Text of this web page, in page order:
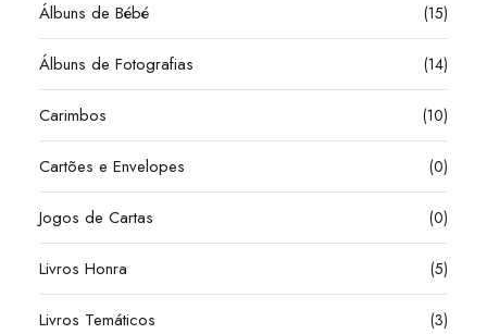
Álbuns de Bébé (15)
Álbuns de Fotografias (14)
Carimbos (10)
Cartões e Envelopes (0)
Jogos de Cartas (0)
Livros Honra (5)
Livros Temáticos (3)